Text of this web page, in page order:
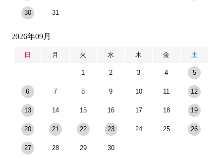
30 31
2026年09月
日 月 火 水 木 金 土
1 2 3 4 5
6 7 8 9 10 11 12
13 14 15 16 17 18 19
20 21 22 23 24 25 26
27 28 29 30